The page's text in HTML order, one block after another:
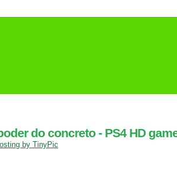
do concreto - PS4 HD